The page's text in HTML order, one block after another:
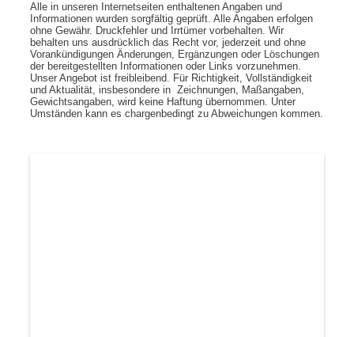
Alle in unseren Internetseiten enthaltenen Angaben und
Informationen wurden sorgfältig geprüft. Alle Angaben erfolgen
ohne Gewähr. Druckfehler und Irrtümer vorbehalten. Wir
behalten uns ausdrücklich das Recht vor, jederzeit und ohne
Vorankündigungen Änderungen, Ergänzungen oder Löschungen
der bereitgestellten Informationen oder Links vorzunehmen.
Unser Angebot ist freibleibend. Für Richtigkeit, Vollständigkeit
und Aktualität, insbesondere in Zeichnungen, Maßangaben,
Gewichtsangaben, wird keine Haftung übernommen. Unter
Umständen kann es chargenbedingt zu Abweichungen kommen.